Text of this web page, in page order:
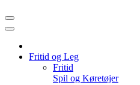
Fritid og Leg
Fritid
Spil og Køretøjer